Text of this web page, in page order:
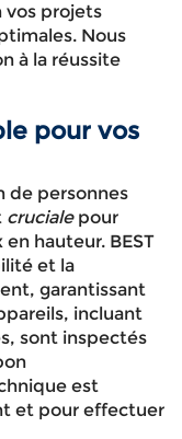
vos projets
Nous
à la réussite
pour vos
de personnes
crucialepour
hauteur. BEST
et la
garantissant
incluant
sont inspectés
est
et pour effectuer